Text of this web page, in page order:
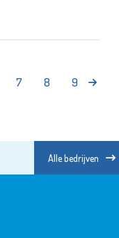
7 8 9
Alle bedrijven